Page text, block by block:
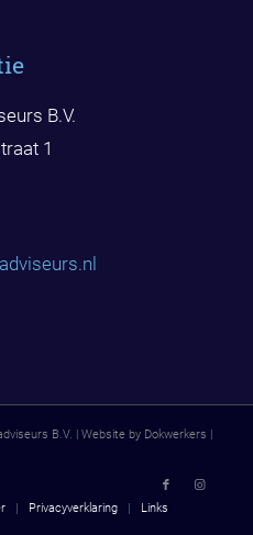
B.V.
1
B.V. | Website by Dokwerkers |
Privacyverklaring Links